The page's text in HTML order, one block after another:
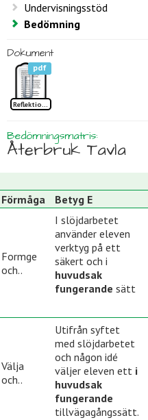
Undervisningsstöd
Bedömning
Dokument
pdf
Reflektion Återbruk Tavla
Bedömningsmatris:
Återbruk Tavla
Förmåga
Betyg E
Formge
och..
I slöjdarbetet
använder eleven
verktyg på ett
säkert och i
huvudsak
fungerande sätt
Välja
och..
Utifrån syftet
med slöjdarbetet
och någon idé
väljer eleven ett i
huvudsak
fungerande
tillvägagångssätt.